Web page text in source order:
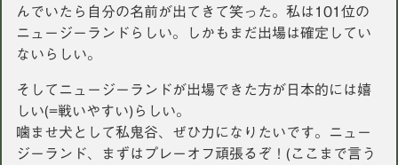
んでいたら自分の名前が出てきて笑った。私は101位の
ニュージーランドらしい。しかもまだ出場は確定してい
ないらしい。
そしてニュージーランドが出場できた方が日本的には嬉
しい(=戦いやすい)らしい。
噛ませ犬として私鬼谷、ぜひ力になりたいです。ニュー
ジーランド、まずはプレーオフ頑張るぞ！(ここまで言う